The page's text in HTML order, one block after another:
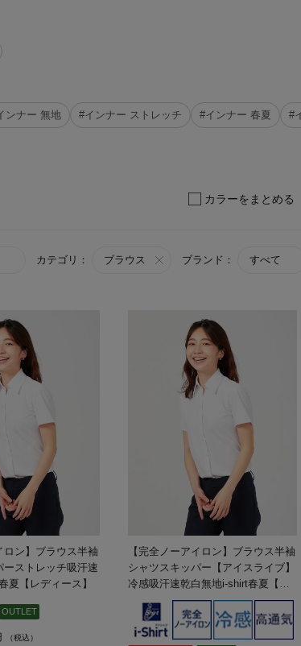
ンナー 無地 #インナー ストレッチ #インナー 春夏 #
カラーをまとめる
カテゴリ： ブラウス ブランド： すべて
ロン】ブラウス半袖
ーストレッチ吸汗速
夏【レディース】
OUTLET
（税込）
【完全ノーアイロン】ブラウス半袖
シャツスキッパー【アイスライブ】
冷感吸汗速乾白無地i-shirt春夏【レ
ディース】